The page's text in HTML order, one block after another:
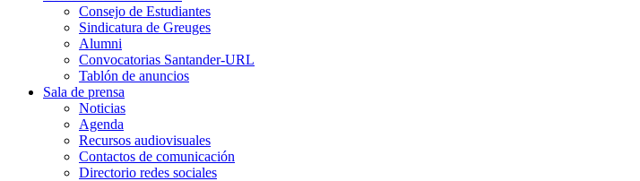
Consejo de Estudiantes
Sindicatura de Greuges
Alumni
Convocatorias Santander-URL
Tablón de anuncios
Sala de prensa
Noticias
Agenda
Recursos audiovisuales
Contactos de comunicación
Directorio redes sociales